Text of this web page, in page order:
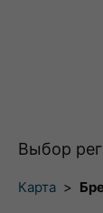
Выбор
Карта >